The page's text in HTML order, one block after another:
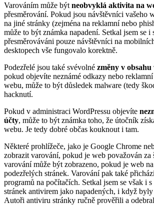
Varováním může být neobvyklá aktivita na
přesměrování. Pokud jsou návštěvníci vašeho
na jiné stránky (zejména na reklamní nebo
může to být známka napadení. Setkal jsem se i
přesměrováváni pouze návštěvníci na
desktopech vše fungovalo korektně.
Podezřelé jsou také svévolné změny v obsahu
pokud objevíte neznámé odkazy nebo
webu, může to být důsledek malware (tedy
hacknutí.
Pokud v administraci WordPressu objevíte
účty, může to být známka toho, že útočník
webu. Je tedy dobré občas kouknout i tam.
Některé prohlížeče, jako je Google Chrome
zobrazit varování, pokud je web považován
varování může být zobrazeno, pokud je web na
podezřelých stránek. Varování pak také
programů na počítačích. Setkal jsem se však i
stránek antivirem jako napadených, i když
Autoři antiviru stránky ručně prověřili a